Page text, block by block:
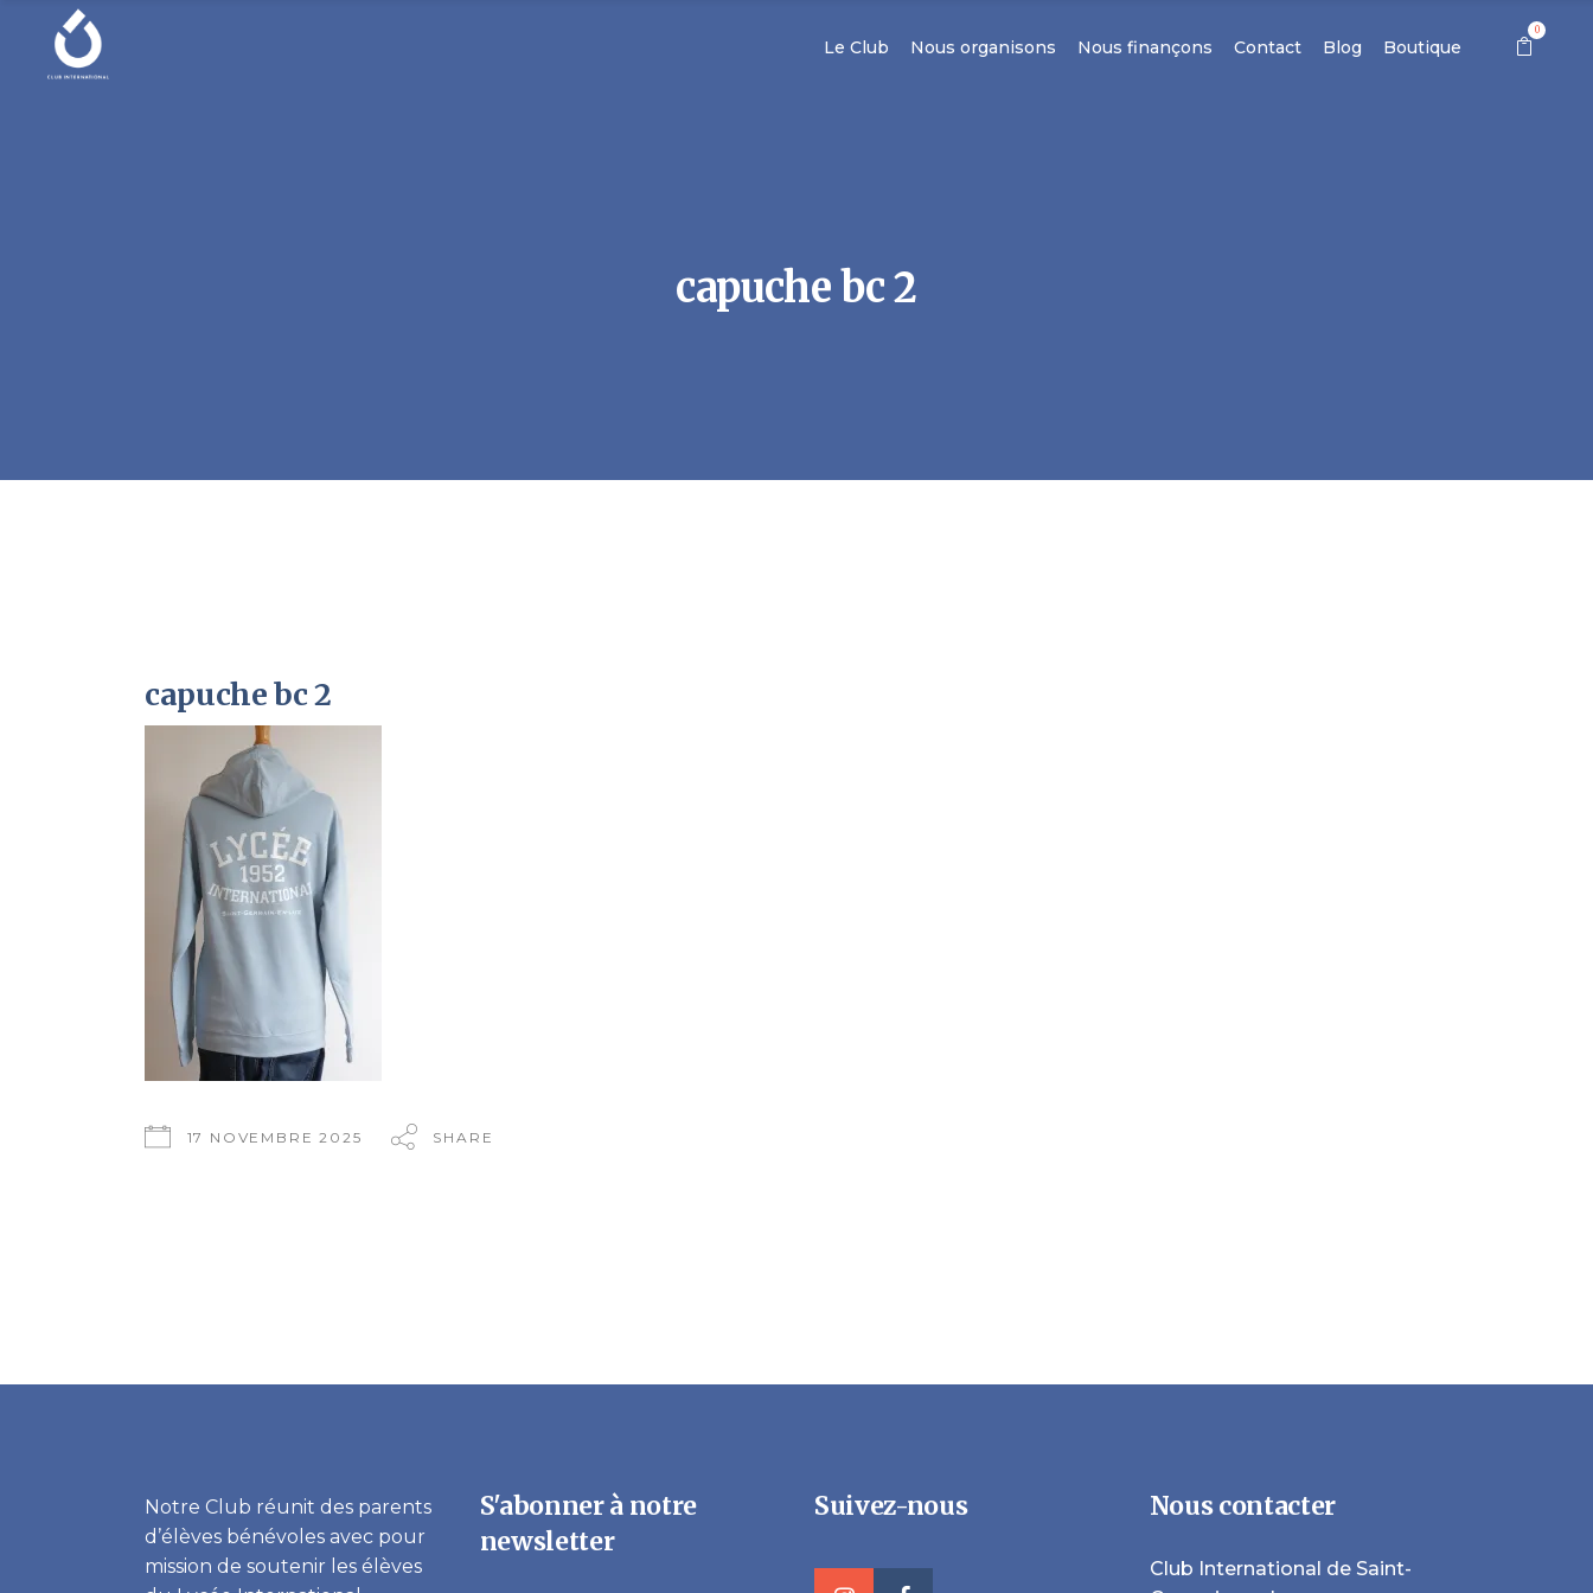
Le Club Nous organisons Nous finançons Contact Blog Boutique
0
capuche bc 2
capuche bc 2
17 NOVEMBRE 2025 SHARE
Notre Club réunit des parents
d’élèves bénévoles avec pour
mission de soutenir les élèves
S'abonner à notre
newsletter
Suivez-nous Nous contacter
Club International de Saint-